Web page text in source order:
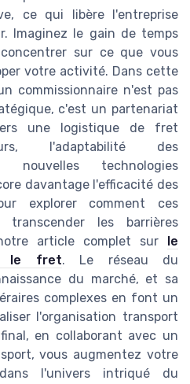
ce qui libère l'entreprise
Imaginez le gain de temps
sur ce que vous
votre activité. Dans cette
commissionnaire n'est pas
c'est un partenariat
une logistique de fret
l'adaptabilité des
nouvelles technologies
davantage l'efficacité des
explorer comment ces
transcender les barrières
article complet sur le
le fret. Le réseau du
du marché, et sa
complexes en font un
l'organisation transport
en collaborant avec un
vous augmentez votre
l'univers intriqué du